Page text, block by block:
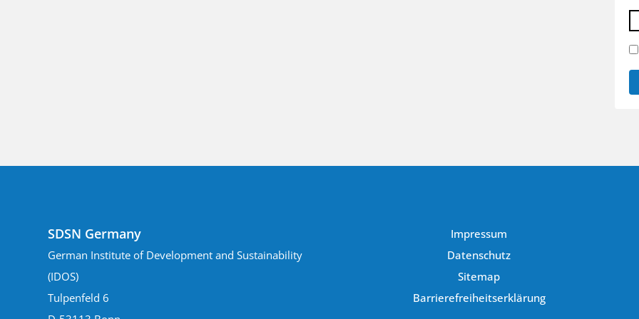
SDSN Germany
German Institute of Development and Sustainability
(IDOS)
Tulpenfeld 6
Impressum
Datenschutz
Sitemap
Barrierefreiheitserklärung